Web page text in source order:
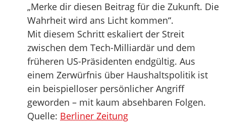
„Merke dir diesen Beitrag für die Zukunft. Die
Wahrheit wird ans Licht kommen“.
Mit diesem Schritt eskaliert der Streit
zwischen dem Tech-Milliardär und dem
früheren US-Präsidenten endgültig. Aus
einem Zerwürfnis über Haushaltspolitik ist
ein beispielloser persönlicher Angriff
geworden – mit kaum absehbaren Folgen.
Quelle: Berliner Zeitung